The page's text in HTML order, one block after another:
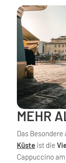
MEHR
Das Besondere
Küste ist die
Cappuccino